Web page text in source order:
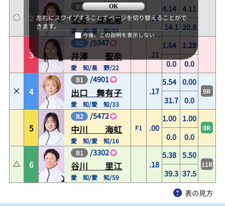
2
B1 /3528
笠野 友紀恵
愛 知/愛 知/55
.20
4.14 4.11
14.1 20.8
3
B2 /5347
井澤 聖奈
愛 知/長 野/22
.21
1.64
1.28
0.0
0.0
4
B1 /4901
出口 舞有子
愛 知/愛 知/33
.17
5.54 0.00
9R
31.7 0.0
5
B2 /5472
中川 海虹
愛 知/愛 知/16
F1 .00
1.00 1.00
8R
0.0 0.0
6
B1 /3302
谷川 里江
愛 知/愛 知/59
.18
5.38 5.50
11R
39.3 37.5
表の見方
OK
左右にスワイプすることでページを切り替えることがで
きます。
今後、この説明を表示しない